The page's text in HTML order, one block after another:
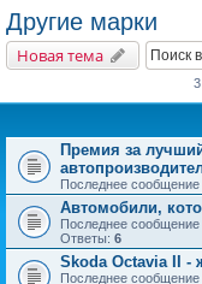
Другие марки
Новая тема
Премия за
Последнее сообщение
Автомобили,
Последнее сообщение
Ответы: 6
Skoda Octavia II -
Последнее сообщение